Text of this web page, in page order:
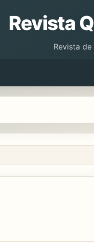
Revista
Revista